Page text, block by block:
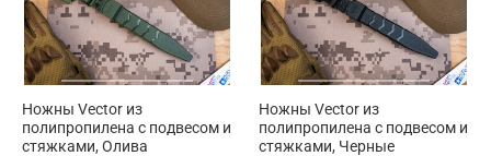
Ножны Vector из
полипропилена с подвесом и
стяжками, Олива
Ножны Vector из
полипропилена с подвесом и
стяжками, Черные